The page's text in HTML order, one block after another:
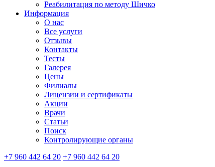
Реабилитация по методу Шичко
Информация
О нас
Все услуги
Отзывы
Контакты
Тесты
Галерея
Цены
Филиалы
Лицензии и сертификаты
Акции
Врачи
Статьи
Поиск
Контролирующие органы
+7 960 442 64 20 +7 960 442 64 20